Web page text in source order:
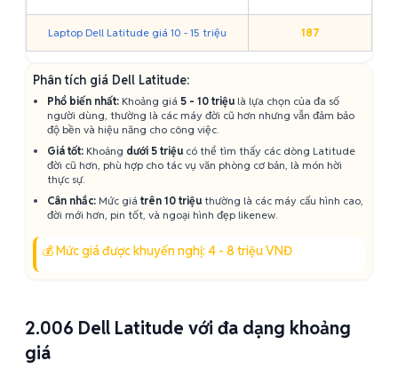
Laptop Dell Latitude giá 10 - 15 triệu 187
Phân tích giá Dell Latitude:
Phổ biến nhất: Khoảng giá 5 - 10 triệu là lựa chọn của đa số
người dùng, thường là các máy đời cũ hơn nhưng vẫn đảm bảo
độ bền và hiệu năng cho công việc.
Giá tốt: Khoảng dưới 5 triệu có thể tìm thấy các dòng Latitude
đời cũ hơn, phù hợp cho tác vụ văn phòng cơ bản, là món hời
thực sự.
Cân nhắc: Mức giá trên 10 triệu thường là các máy cấu hình cao,
đời mới hơn, pin tốt, và ngoại hình đẹp likenew.
💰 Mức giá được khuyến nghị: 4 - 8 triệu VNĐ
2.006 Dell Latitude với đa dạng khoảng
giá